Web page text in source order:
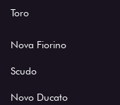
Toro
Nova Fiorino
Scudo
Novo Ducato